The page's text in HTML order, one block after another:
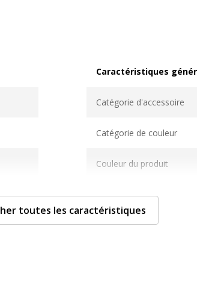
Caractéristiques
Catégorie d'accessoire
Catégorie de couleur
Couleur du produit
Nombre de support
Quantité incluse
toutes les caractéristiques